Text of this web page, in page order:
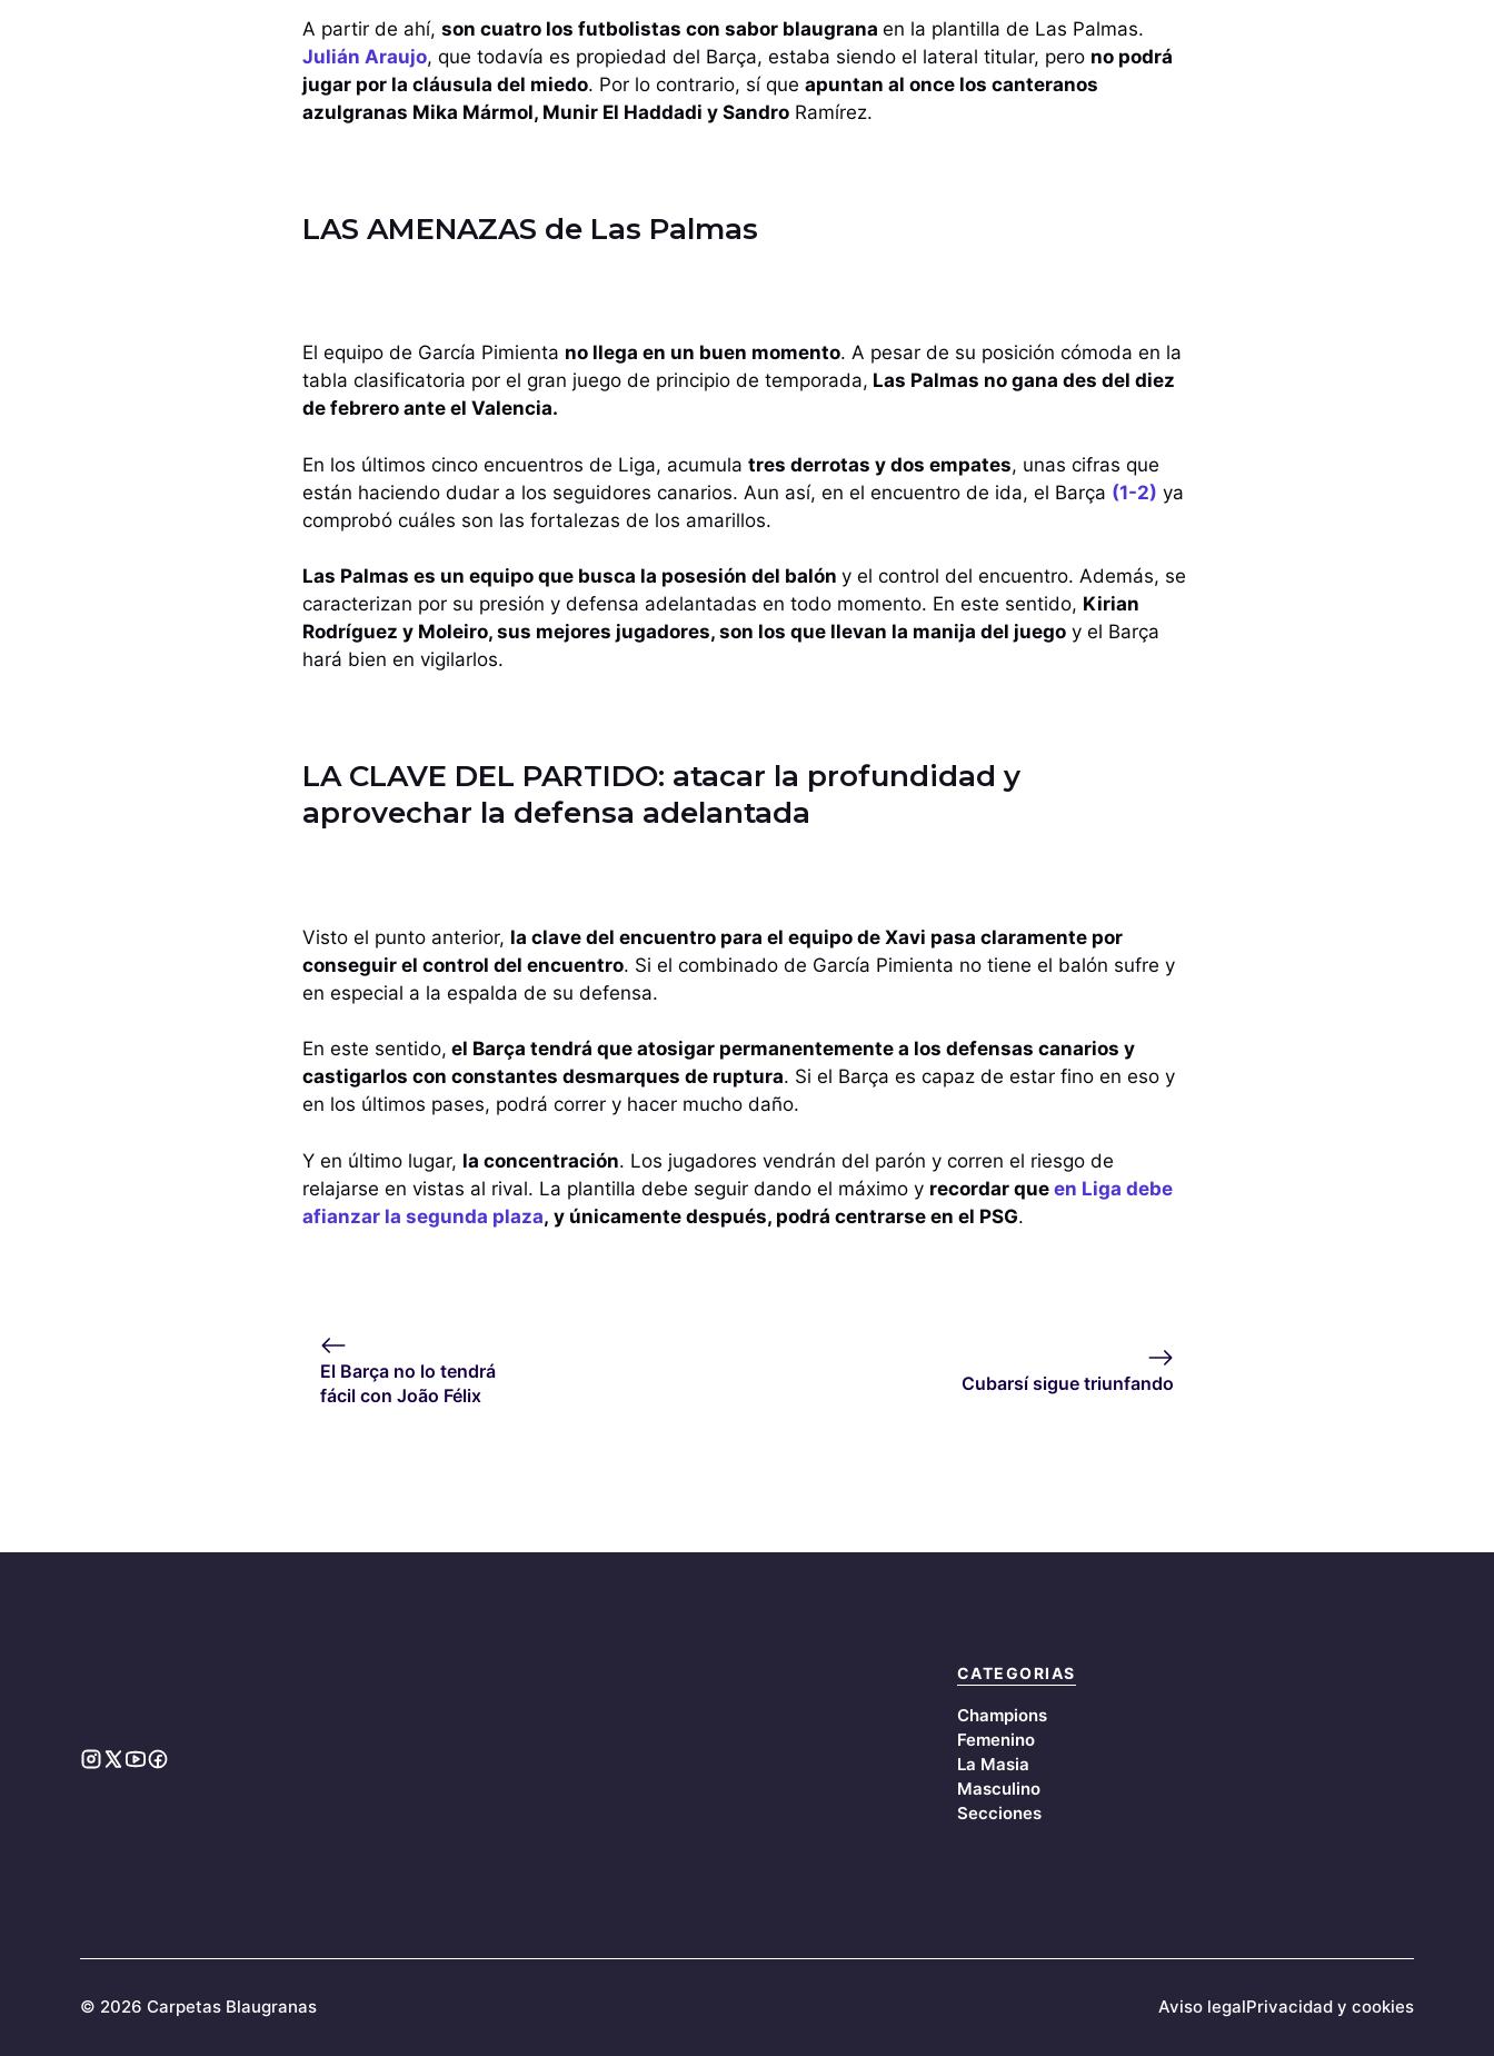
A partir de ahí, son cuatro los futbolistas con sabor blaugrana en la plantilla de Las Palmas.
Julián Araujo, que todavía es propiedad del Barça, estaba siendo el lateral titular, pero no podrá
jugar por la cláusula del miedo. Por lo contrario, sí que apuntan al once los canteranos
azulgranas Mika Mármol, Munir El Haddadi y Sandro Ramírez.
LAS AMENAZAS de Las Palmas
El equipo de García Pimienta no llega en un buen momento. A pesar de su posición cómoda en la
tabla clasificatoria por el gran juego de principio de temporada, Las Palmas no gana des del diez
de febrero ante el Valencia.
En los últimos cinco encuentros de Liga, acumula tres derrotas y dos empates, unas cifras que
están haciendo dudar a los seguidores canarios. Aun así, en el encuentro de ida, el Barça (1-2) ya
comprobó cuáles son las fortalezas de los amarillos.
Las Palmas es un equipo que busca la posesión del balón y el control del encuentro. Además, se
caracterizan por su presión y defensa adelantadas en todo momento. En este sentido, Kirian
Rodríguez y Moleiro, sus mejores jugadores, son los que llevan la manija del juego y el Barça
hará bien en vigilarlos.
LA CLAVE DEL PARTIDO: atacar la profundidad y
aprovechar la defensa adelantada
Visto el punto anterior, la clave del encuentro para el equipo de Xavi pasa claramente por
conseguir el control del encuentro. Si el combinado de García Pimienta no tiene el balón sufre y
en especial a la espalda de su defensa.
En este sentido, el Barça tendrá que atosigar permanentemente a los defensas canarios y
castigarlos con constantes desmarques de ruptura. Si el Barça es capaz de estar fino en eso y
en los últimos pases, podrá correr y hacer mucho daño.
Y en último lugar, la concentración. Los jugadores vendrán del parón y corren el riesgo de
relajarse en vistas al rival. La plantilla debe seguir dando el máximo y recordar que en Liga debe
afianzar la segunda plaza, y únicamente después, podrá centrarse en el PSG.
El Barça no lo tendrá
fácil con João Félix
Cubarsí sigue triunfando
CATEGORIAS
Champions
Femenino
La Masia
Masculino
Secciones
© 2026 Carpetas Blaugranas Aviso legalPrivacidad y cookies